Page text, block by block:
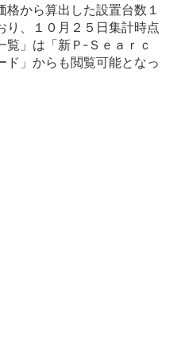
格から算出した設置台数１
り、１０月２５日集計時点
」は「新Ｐ‐Ｓｅａｒｃ
ド」からも閲覧可能となっ